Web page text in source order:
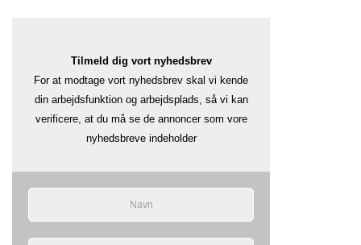
Tilmeld dig vort nyhedsbrev
For at modtage vort nyhedsbrev skal vi kende
din arbejdsfunktion og arbejdsplads, så vi kan
verificere, at du må se de annoncer som vore
nyhedsbreve indeholder